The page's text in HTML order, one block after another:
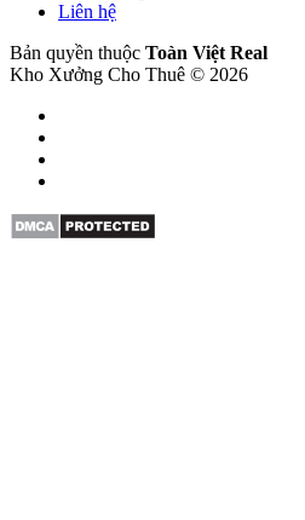
Liên hệ
Bản quyền thuộc Toàn Việt Real
Kho Xưởng Cho Thuê © 2026